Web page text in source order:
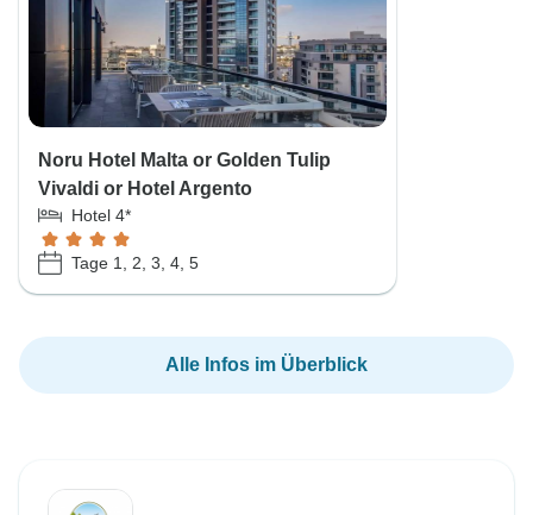
Noru Hotel Malta or Golden Tulip
Vivaldi or Hotel Argento
Hotel 4*
Tage 1, 2, 3, 4, 5
Alle Infos im Überblick